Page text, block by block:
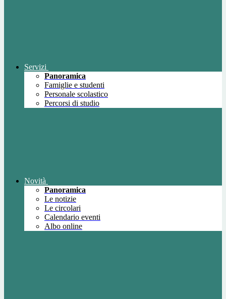
Servizi
Panoramica
Famiglie e studenti
Personale scolastico
Percorsi di studio
Novità
Panoramica
Le notizie
Le circolari
Calendario eventi
Albo online